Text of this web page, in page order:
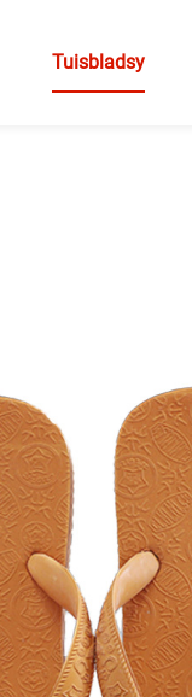
Tuisbladsy